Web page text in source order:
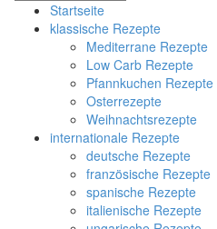
Startseite
klassische Rezepte
Mediterrane Rezepte
Low Carb Rezepte
Pfannkuchen Rezepte
Osterrezepte
Weihnachtsrezepte
internationale Rezepte
deutsche Rezepte
französische Rezepte
spanische Rezepte
italienische Rezepte